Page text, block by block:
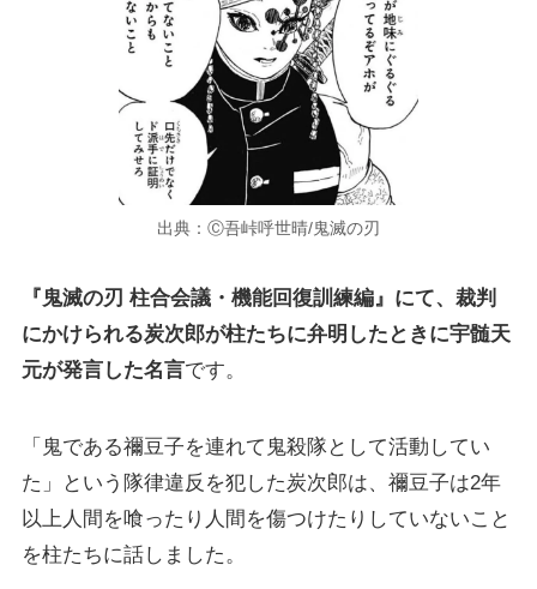
出典：Ⓒ吾峠呼世晴/鬼滅の刃
『鬼滅の刃 柱合会議・機能回復訓練編』にて、裁判
にかけられる炭次郎が柱たちに弁明したときに宇髄天
元が発言した名言です。
「鬼である禰豆子を連れて鬼殺隊として活動してい
た」という隊律違反を犯した炭次郎は、禰豆子は2年
以上人間を喰ったり人間を傷つけたりしていないこと
を柱たちに話しました。